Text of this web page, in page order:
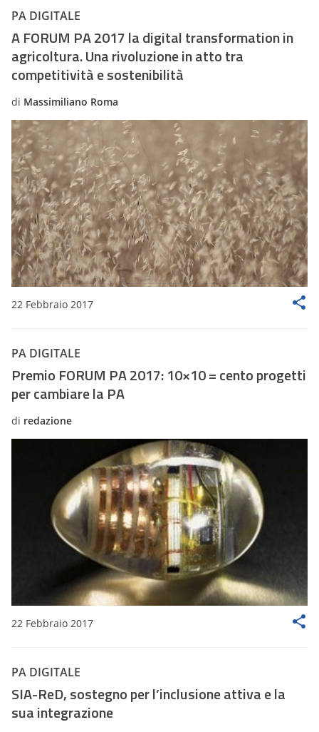
PA DIGITALE
A FORUM PA 2017 la digital transformation in
agricoltura. Una rivoluzione in atto tra
competitività e sostenibilità
di Massimiliano Roma
22 Febbraio 2017
PA DIGITALE
​Premio FORUM PA 2017: 10×10 = cento progetti
per cambiare la PA
di redazione
22 Febbraio 2017
PA DIGITALE
SIA-ReD, sostegno per l’inclusione attiva e la
sua integrazione